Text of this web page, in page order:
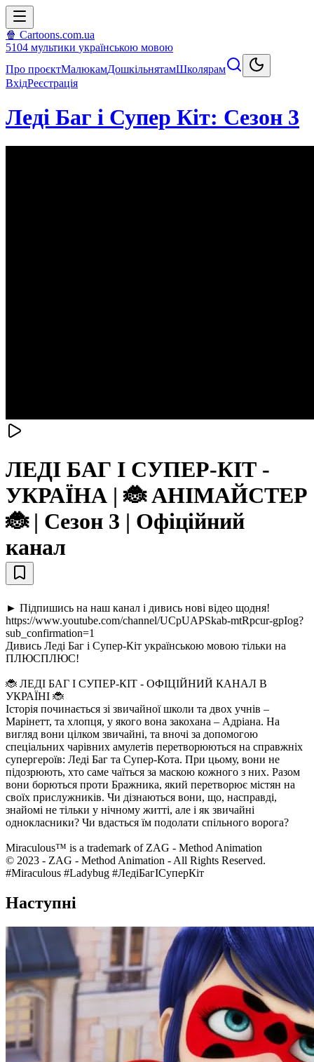
🍿 Cartoons.com.ua
5104 мультики українською мовою
Про проєктМалюкамДошкільнятамШколярам
ВхідРеєстрація
Леді Баг і Супер Кіт: Сезон 3
ЛЕДI БАГ I СУПЕР-КIТ -
УКРАЇНА | 🐞 АНІМАЙСТЕР
🐞 | Сезон 3 | Офіційний
канал
► Підпишись на наш канал і дивись нові відео щодня!
https://www.youtube.com/channel/UCpUAPSkab-mtRpcur-gpIog?
sub_confirmation=1
Дивись Леді Баг і Супер-Кіт українською мовою тільки на
ПЛЮСПЛЮС!
🐞 ЛЕДІ БАГ І СУПЕР-КІТ - ОФІЦІЙНИЙ КАНАЛ В
УКРАЇНІ 🐞
Історія починається зі звичайної школи та двох учнів –
Марінетт, та хлопця, у якого вона закохана – Адріана. На
вигляд вони цілком звичайні, та вночі за допомогою
спеціальних чарівних амулетів перетворюються на справжніх
супергероїв: Леді Баг та Супер-Кота. При цьому, вони не
підозрюють, хто саме чаїться за маскою кожного з них. Разом
вони борються проти Бражника, який перетворює містян на
своїх прислужників. Чи дізнаються вони, що, насправді,
знайомі не тільки у нічному житті, але і як звичайні
однокласники? Чи вдасться їм подолати спільного ворога?
Miraculous™ is a trademark of ZAG - Method Animation
© 2023 - ZAG - Method Animation - All Rights Reserved.
#Miraculous #Ladybug #ЛедіБагІСуперКіт
Наступні